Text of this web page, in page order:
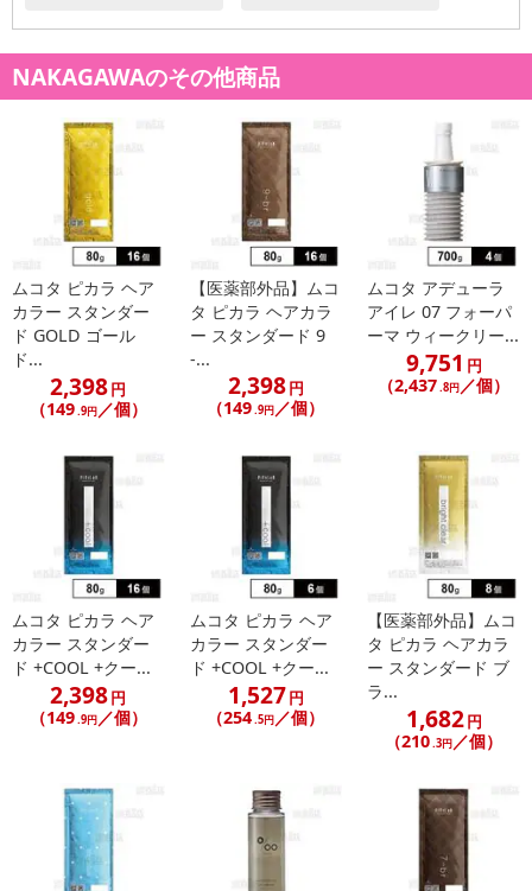
yでお支払いの場合、決済のため外部サイトへ遷移します。
※予約商品は決済手段ごとに定められた決済期限日にお支払いを完
了することがございます。ご了承いただいたうえでお申し込みくだ
発送日カレンダー
その他共通および商品カテゴリー別注意事項（※必ずご確認くだ
こちらの情報は2026年07月09日 時点での情報となります。
NAKAGAWAのその他商品
ムコタ ピカラ ヘア
カラー スタンダー
ド GOLD ゴール
ド...
2,398円
（149.9円／個）
【医薬部外品】ムコ
タ ピカラ ヘアカラ
ー スタンダード 9
-...
2,398円
（149.9円 ／個）
ムコタ アデューラ
アイレ 07 フォーパ
ーマ ウィークリー...
9,751 円
（2,437.8円 ／個）
ムコタ ピカラ ヘア
カラー スタンダー
ド +COOL +クー...
2,398円
（149.9円／個）
ムコタ ピカラ ヘア
カラー スタンダー
ド +COOL +クー...
1,527円
（254.5円／個）
【医薬部外品】ムコ
タ ピカラ ヘアカラ
ー スタンダード ブ
ラ...
1,682円
（210.3円／個）